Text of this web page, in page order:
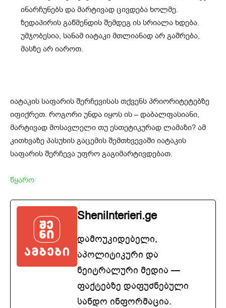
ინარჩუნებს და მარტივად ცივდება ხოლმე.
ზედაპირის გაწმენდის შემდეგ ის სრიალა ხდება.
უმჯობესია, სანამ იატაკი მთლიანად არ გაშრება,
მასზე არ იაროთ.
იატაკის საფარის შერჩევისას თქვენს პრიორიტეტებზე
იფიქრეთ. როგორი უნდა იყოს ის – დაბალფასიანი,
მარტივად მოსავლელი თუ ესთეტიკურად ლამაზი? ამ
კითხვაზე პასუხის გაცემის შემთხვევაში იატაკის
საფარის შერჩევა უფრო გაგიმარტივდებათ.
წყარო
SheniInterieri.ge
დამოუკიდებელი,
აპოლიტიკური და
ნეიტრალური მედია —
ფაქტებზე დაფუძნებული
სანდო ინფორმაცია.